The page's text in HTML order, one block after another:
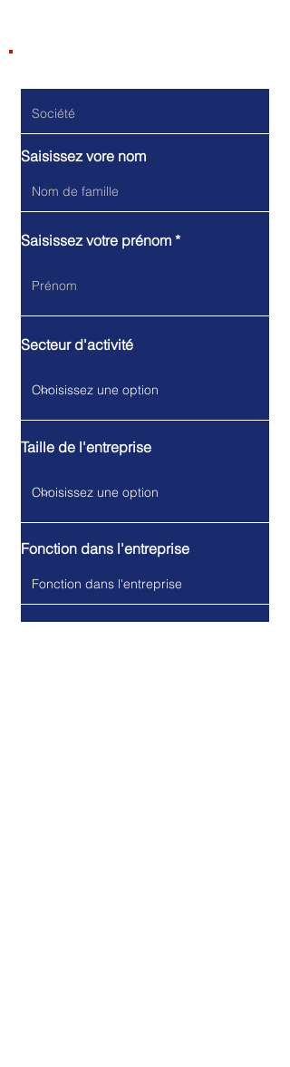
Saisissez vore nom
Saisissez votre prénom
Secteur d'activité
Taille de l'entreprise
Fonction dans l'entreprise